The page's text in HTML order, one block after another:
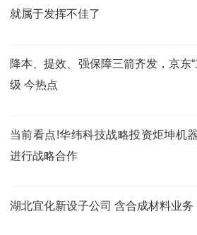
就属于发挥不佳了
降本、提效、强保障三箭齐发，京东
级 今热点
当前看点!华纬科技战略投资炬坤机
进行战略合作
湖北宜化新设子公司 含合成材料业务